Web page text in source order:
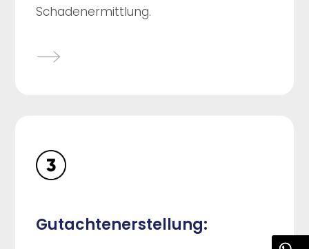
Schadenermittlung.
Gutachtenerstellung: